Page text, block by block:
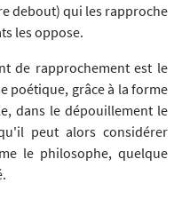
debout) qui les rapproche
les oppose.
de rapprochement est le
poétique, grâce à la forme
dans le dépouillement le
peut alors considérer
le philosophe, quelque